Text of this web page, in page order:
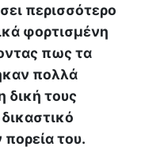
περισσότερο
φορτισμένη
πως τα
πολλά
τους
του.